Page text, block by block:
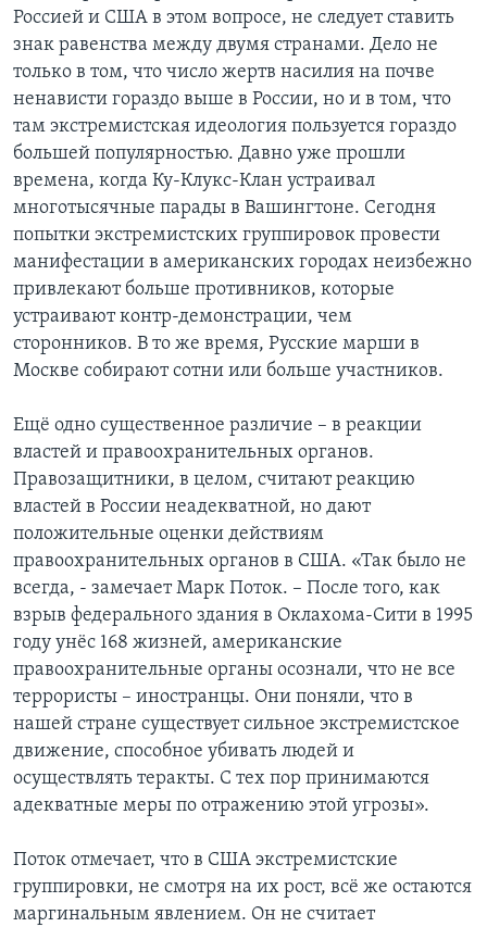
Россией и США в этом вопросе, не следует ставить
знак равенства между двумя странами. Дело не
только в том, что число жертв насилия на почве
ненависти гораздо выше в России, но и в том, что
там экстремистская идеология пользуется гораздо
большей популярностью. Давно уже прошли
времена, когда Ку-Клукс-Клан устраивал
многотысячные парады в Вашингтоне. Сегодня
попытки экстремистских группировок провести
манифестации в американских городах неизбежно
привлекают больше противников, которые
устраивают контр-демонстрации, чем
сторонников. В то же время, Русские марши в
Москве собирают сотни или больше участников.
Ещё одно существенное различие – в реакции
властей и правоохранительных органов.
Правозащитники, в целом, считают реакцию
властей в России неадекватной, но дают
положительные оценки действиям
правоохранительных органов в США. «Так было не
всегда, - замечает Марк Поток. – После того, как
взрыв федерального здания в Оклахома-Сити в 1995
году унёс 168 жизней, американские
правоохранительные органы осознали, что не все
террористы – иностранцы. Они поняли, что в
нашей стране существует сильное экстремистское
движение, способное убивать людей и
осуществлять теракты. С тех пор принимаются
адекватные меры по отражению этой угрозы».
Поток отмечает, что в США экстремистские
группировки, не смотря на их рост, всё же остаются
маргинальным явлением. Он не считает